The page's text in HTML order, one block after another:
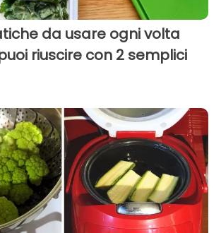
da usare ogni volta
riuscire con 2 semplici